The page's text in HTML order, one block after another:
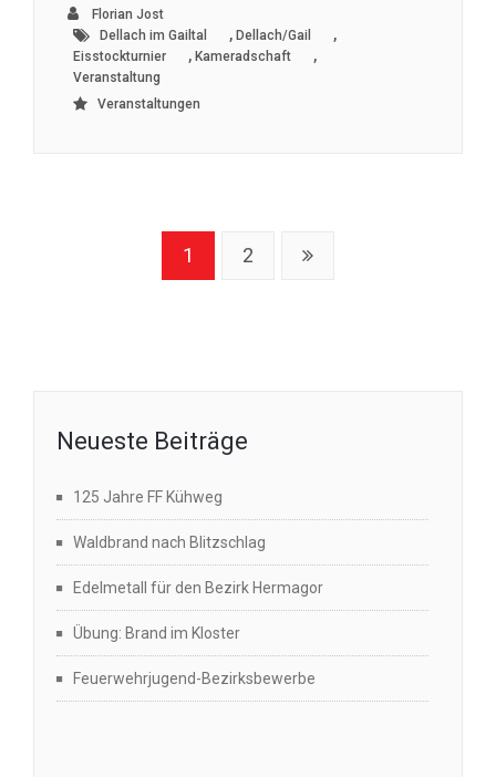
Florian Jost
Dellach im Gailtal
, Dellach/Gail ,
Eisstockturnier , Kameradschaft ,
Veranstaltung
Veranstaltungen
1 2
Neueste Beiträge
125 Jahre FF Kühweg
Waldbrand nach Blitzschlag
Edelmetall für den Bezirk Hermagor
Übung: Brand im Kloster
Feuerwehrjugend-Bezirksbewerbe